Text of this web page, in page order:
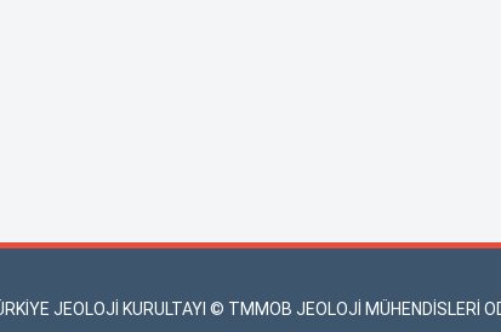
JEOLOJİ KURULTAYI © TMMOB JEOLOJİ MÜHENDİSLERİ